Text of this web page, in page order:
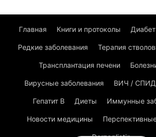
Главная Книги и протоколы Диабет
Редкие заболевания Терапия
Трансплантация печени
Вирусные заболевания ВИЧ / СПИД
Гепатит В Диеты Иммунные
Новости медицины